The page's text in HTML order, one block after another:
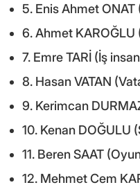
5. Enis Ahmet ONAT
6. Ahmet KAROĞLU
7. Emre TARİ (İş
8. Hasan VATAN
9. Kerimcan
10. Kenan DOĞULU
11. Beren SAAT
12. Mehmet Cem